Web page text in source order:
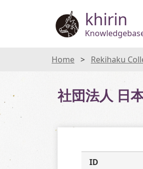
khirin
Home Rekihaku
社団法人 日
ID